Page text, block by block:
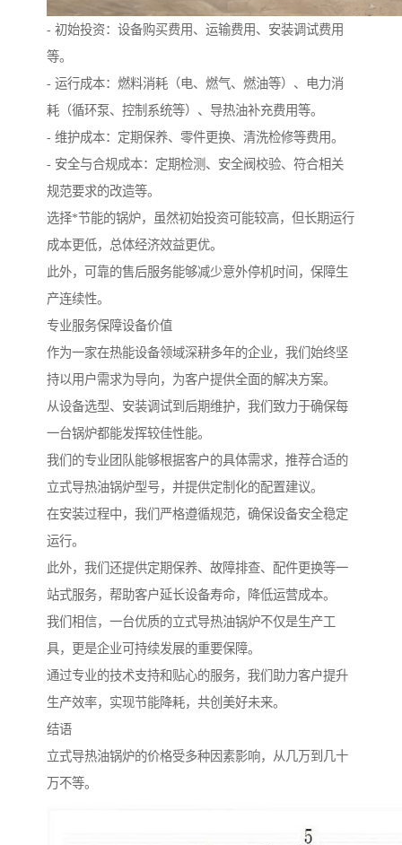
- 初始投资：设备购买费用、运输费用、安装调试费用
等。
- 运行成本：燃料消耗（电、燃气、燃油等）、电力消
耗（循环泵、控制系统等）、导热油补充费用等。
- 维护成本：定期保养、零件更换、清洗检修等费用。
- 安全与合规成本：定期检测、安全阀校验、符合相关
规范要求的改造等。
选择*节能的锅炉，虽然初始投资可能较高，但长期运行
成本更低，总体经济效益更优。
此外，可靠的售后服务能够减少意外停机时间，保障生
产连续性。
专业服务保障设备价值
作为一家在热能设备领域深耕多年的企业，我们始终坚
持以用户需求为导向，为客户提供全面的解决方案。
从设备选型、安装调试到后期维护，我们致力于确保每
一台锅炉都能发挥较佳性能。
我们的专业团队能够根据客户的具体需求，推荐合适的
立式导热油锅炉型号，并提供定制化的配置建议。
在安装过程中，我们严格遵循规范，确保设备安全稳定
运行。
此外，我们还提供定期保养、故障排查、配件更换等一
站式服务，帮助客户延长设备寿命，降低运营成本。
我们相信，一台优质的立式导热油锅炉不仅是生产工
具，更是企业可持续发展的重要保障。
通过专业的技术支持和贴心的服务，我们助力客户提升
生产效率，实现节能降耗，共创美好未来。
结语
立式导热油锅炉的价格受多种因素影响，从几万到几十
万不等。